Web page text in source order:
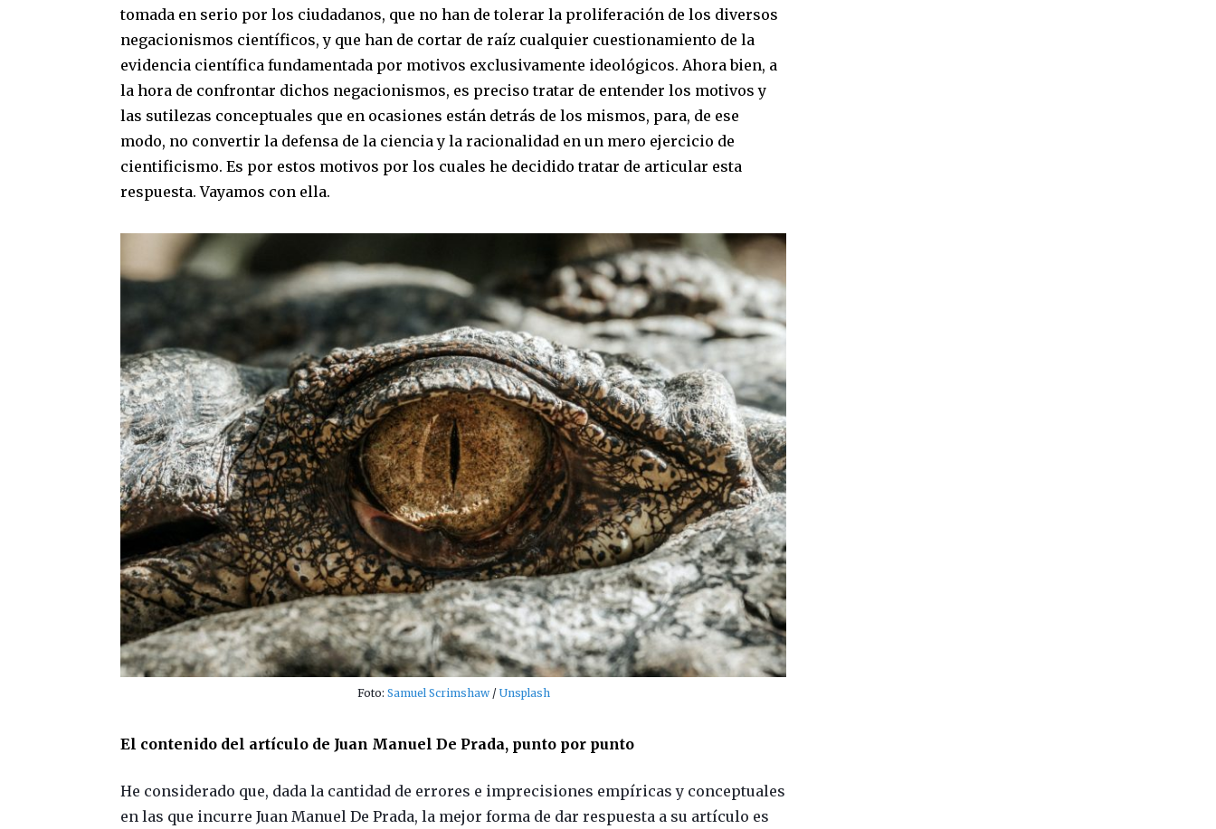
tomada en serio por los ciudadanos, que no han de tolerar la proliferación de los diversos
negacionismos científicos, y que han de cortar de raíz cualquier cuestionamiento de la
evidencia científica fundamentada por motivos exclusivamente ideológicos. Ahora bien, a
la hora de confrontar dichos negacionismos, es preciso tratar de entender los motivos y
las sutilezas conceptuales que en ocasiones están detrás de los mismos, para, de ese
modo, no convertir la defensa de la ciencia y la racionalidad en un mero ejercicio de
cientificismo. Es por estos motivos por los cuales he decidido tratar de articular esta
respuesta. Vayamos con ella.
Foto: Samuel Scrimshaw/ Unsplash
El contenido del artículo de Juan Manuel De Prada, punto por punto
He considerado que, dada la cantidad de errores e imprecisiones empíricas y conceptuales
en las que incurre Juan Manuel De Prada, la mejor forma de dar respuesta a su artículo es